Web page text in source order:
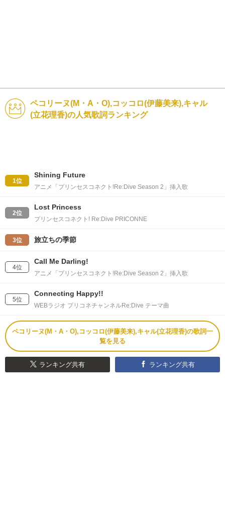
ペコリーヌ(M・A・O),コッコロ(伊藤美来),キャル
(立花理香)の人気歌詞ランキング
1位
Shining Future
アニメ「プリンセスコネクト!Re:Dive Season 2」挿入歌
2位
Lost Princess
プリンセスコネクト! Re:Dive PRICONNE
3位 旅立ちの季節
4位
Call Me Darling!
アニメ「プリンセスコネクト!Re:Dive Season 2」挿入歌
5位
Connecting Happy!!
WEBラジオ プリコネチャンネルRe:Dive テーマ曲
ペコリーヌ(M・A・O),コッコロ(伊藤美来),キャル(立花理香)の歌詞一
覧を見る
ランキング共有 ランキング共有